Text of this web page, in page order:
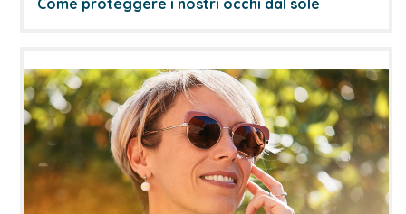
Come proteggere i nostri occhi dal sole